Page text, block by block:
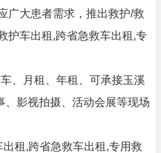
广大患者需求，推出救护/救
护车出租,跨省急救车出租,专
、月租、年租、可承接玉溪
影视拍摄、活动会展等现场
租,跨省急救车出租,专用救